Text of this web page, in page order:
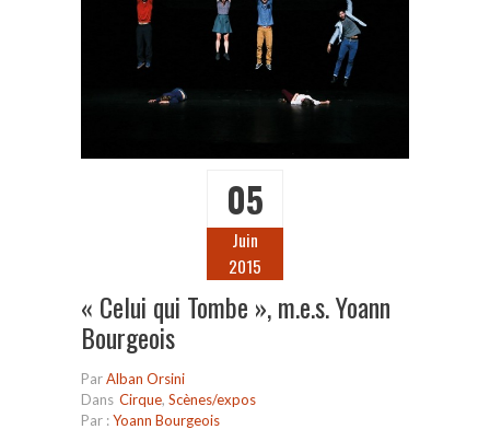
05
Juin
2015
« Celui qui Tombe », m.e.s. Yoann
Bourgeois
ParAlban Orsini
Dans Cirque, Scènes/expos
Par :Yoann Bourgeois